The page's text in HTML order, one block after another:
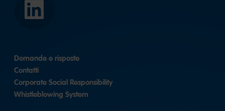
LinkedIn
Domande e risposte
Contatti
Corporate Social Responsibility
Whistleblowing System